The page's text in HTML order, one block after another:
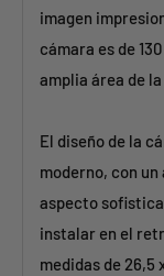
imagen
cámara es de
amplia área de
El diseño de la
moderno, con un
aspecto
instalar en el
medidas de 26,5